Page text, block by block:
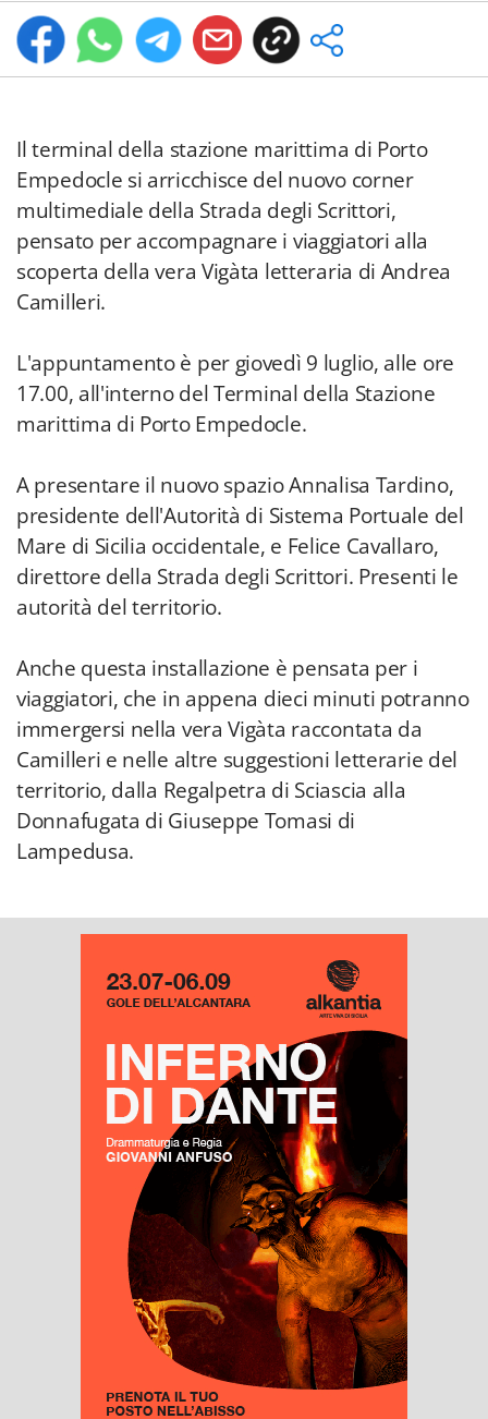
Il terminal della stazione marittima di Porto
Empedocle si arricchisce del nuovo corner
multimediale della Strada degli Scrittori,
pensato per accompagnare i viaggiatori alla
scoperta della vera Vigàta letteraria di Andrea
Camilleri.
L'appuntamento è per giovedì 9 luglio, alle ore
17.00, all'interno del Terminal della Stazione
marittima di Porto Empedocle.
A presentare il nuovo spazio Annalisa Tardino,
presidente dell'Autorità di Sistema Portuale del
Mare di Sicilia occidentale, e Felice Cavallaro,
direttore della Strada degli Scrittori. Presenti le
autorità del territorio.
Anche questa installazione è pensata per i
viaggiatori, che in appena dieci minuti potranno
immergersi nella vera Vigàta raccontata da
Camilleri e nelle altre suggestioni letterarie del
territorio, dalla Regalpetra di Sciascia alla
Donnafugata di Giuseppe Tomasi di
Lampedusa.